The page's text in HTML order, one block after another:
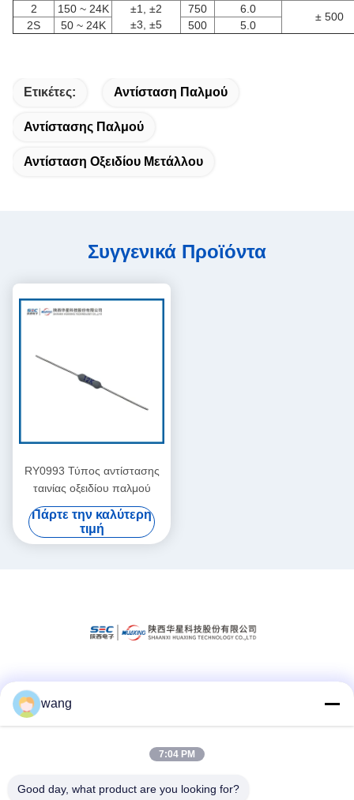
2 150 ~ 24K
±1, ±2
±3, ±5
750 6.0
± 500
2S 50 ~ 24K 500 5.0
Ετικέτες: Αντίσταση Παλμού
Αντίστασης Παλμού
Αντίσταση Οξειδίου Μετάλλου
Συγγενικά Προϊόντα
RY0993 Τύπος αντίστασης
ταινίας οξειδίου παλμού
Πάρτε την καλύτερη
τιμή
Γρήγορη επικοινωνία
Τηλ.
wang
7:04 PM
Good day, what product are you looking for?